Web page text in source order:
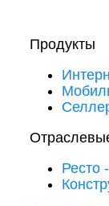
Продукты
Ресто